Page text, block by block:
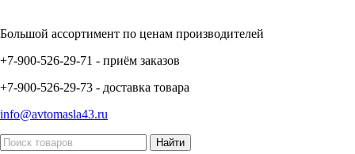
Большой ассортимент по ценам производителей
+7-900-526-29-71 - приём заказов
+7-900-526-29-73 - доставка товара
info@avtomasla43.ru